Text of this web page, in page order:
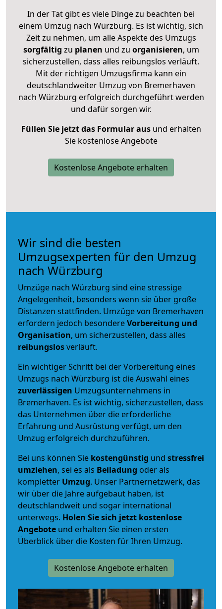
In der Tat gibt es viele Dinge zu beachten bei
einem Umzug nach Würzburg. Es ist wichtig, sich
Zeit zu nehmen, um alle Aspekte des Umzugs
sorgfältig zu planen und zu organisieren, um
sicherzustellen, dass alles reibungslos verläuft.
Mit der richtigen Umzugsfirma kann ein
deutschlandweiter Umzug von Bremerhaven
nach Würzburg erfolgreich durchgeführt werden
und dafür sorgen wir.
Füllen Sie jetzt das Formular ausund erhalten
Sie kostenlose Angebote
Kostenlose Angebote erhalten
Wir sind die besten
Umzugsexperten für den Umzug
nach Würzburg
Umzüge nach Würzburg sind eine stressige
Angelegenheit, besonders wenn sie über große
Distanzen stattfinden. Umzüge von Bremerhaven
erfordern jedoch besondereVorbereitung und
Organisation, um sicherzustellen, dass alles
reibungslosverläuft.
Ein wichtiger Schritt bei der Vorbereitung eines
Umzugs nach Würzburg ist die Auswahl eines
zuverlässigen Umzugsunternehmens in
Bremerhaven. Es ist wichtig, sicherzustellen, dass
das Unternehmen über die erforderliche
Erfahrung und Ausrüstung verfügt, um den
Umzug erfolgreich durchzuführen.
Bei uns können Sie kostengünstig und stressfrei
umziehen, sei es als Beiladung oder als
kompletter Umzug. Unser Partnernetzwerk, das
wir über die Jahre aufgebaut haben, ist
deutschlandweit und sogar international
unterwegs. Holen Sie sich jetzt kostenlose
Angebote und erhalten Sie einen ersten
Überblick über die Kosten für Ihren Umzug.
Kostenlose Angebote erhalten